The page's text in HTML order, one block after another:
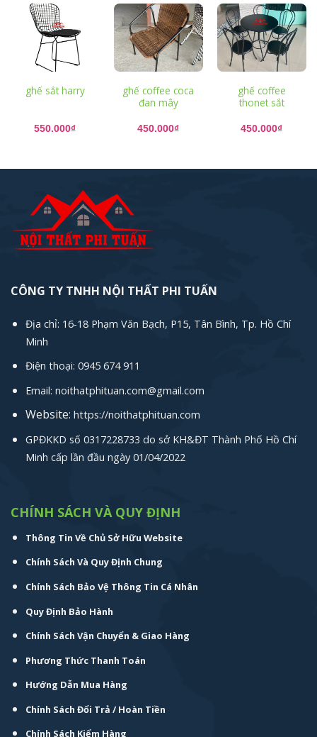
ghế sắt harry
550.000₫
ghế coffee coca
đan mây
450.000₫
ghế coffee
thonet sắt
450.000₫
CÔNG TY TNHH NỘI THẤT PHI TUẤN
Địa chỉ: 16-18 Phạm Văn Bạch, P15, Tân Bình, Tp. Hồ Chí
Minh
Điện thoại: 0945 674 911
Email: noithatphituan.com@gmail.com
Website: https://noithatphituan.com
GPĐKKD số 0317228733 do sở KH&ĐT Thành Phố Hồ Chí
Minh cấp lần đầu ngày 01/04/2022
CHÍNH SÁCH VÀ QUY ĐỊNH
Thông Tin Về Chủ Sở Hữu Website
Chính Sách Và Quy Định Chung
Chính Sách Bảo Vệ Thông Tin Cá Nhân
Quy Định Bảo Hành
Chính Sách Vận Chuyển & Giao Hàng
Phương Thức Thanh Toán
Hướng Dẫn Mua Hàng
Chính Sách Đổi Trả / Hoàn Tiền
Chính Sách Kiểm Hàng